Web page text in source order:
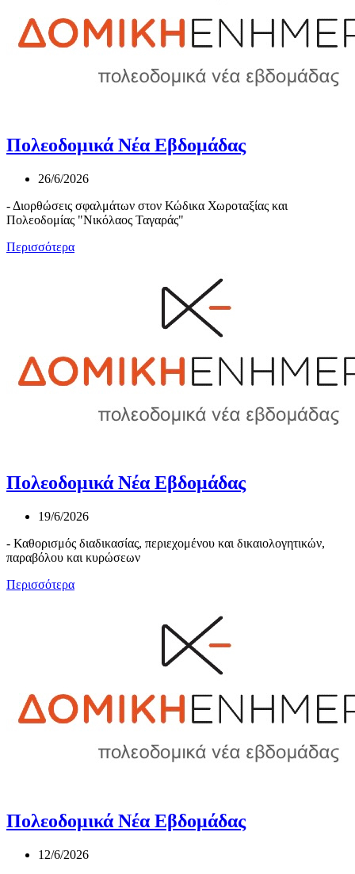
Πολεοδομικά Νέα Εβδομάδας
26/6/2026
- Διορθώσεις σφαλμάτων στον Κώδικα Χωροταξίας και
Πολεοδομίας "Νικόλαος Ταγαράς"
Περισσότερα
Πολεοδομικά Νέα Εβδομάδας
19/6/2026
- Καθορισμός διαδικασίας, περιεχομένου και δικαιολογητικών,
παραβόλου και κυρώσεων
Περισσότερα
Πολεοδομικά Νέα Εβδομάδας
12/6/2026